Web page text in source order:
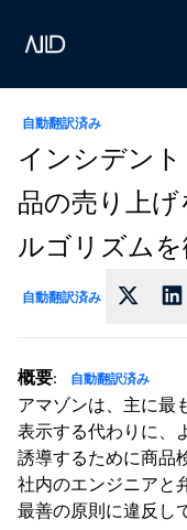
自動翻訳済み
インシデン
品の売り上
ルゴリズム
自動翻訳済み
概要: 自動翻訳済み
アマゾンは、主に最
表示する代わりに、
誘導するために商品
社内のエンジニアと
最善の原則に違反し